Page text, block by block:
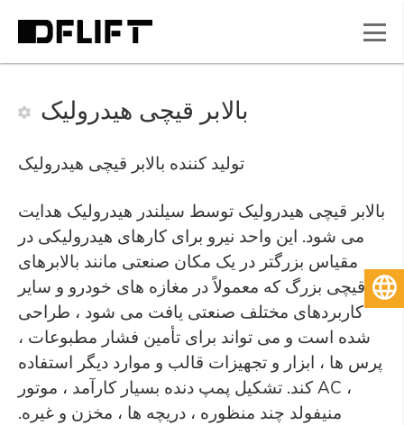
بالابر قیچی هیدرولیک
تولید کننده بالابر قیچی هیدرولیک
بالابر قیچی هیدرولیک توسط سیلندر هیدرولیک هدایت
می شود. این واحد نیرو برای کارهای هیدرولیکی در
مقیاس بزرگتر در یک مکان صنعتی مانند بالابرهای
قیچی بزرگ که معمولاً در مغازه های خودرو و سایر
کاربردهای مختلف صنعتی یافت می شود ، طراحی
شده است و می تواند برای تأمین فشار مطبوعات ،
پرس ها ، ابزار و تجهیزات قالب و موارد دیگر استفاده
کند. تشکیل پمپ دنده بسیار کارآمد ، موتور AC ،
منیفولد چند منظوره ، دریچه ها ، مخزن و غیره.
فارسی